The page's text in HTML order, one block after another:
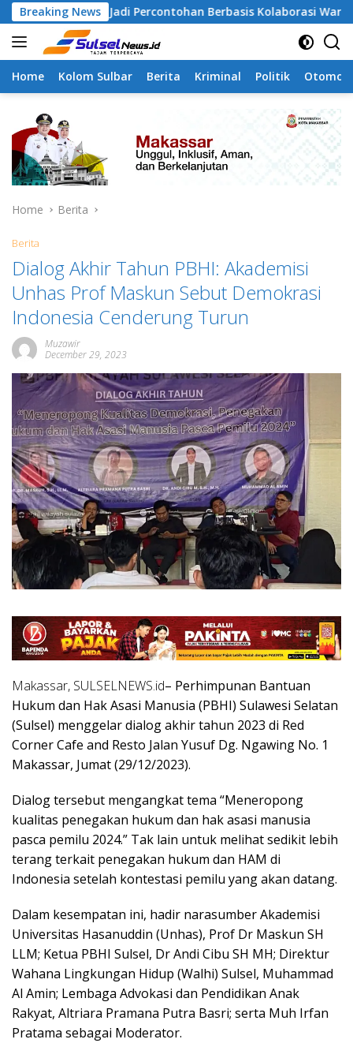
Skip
to
content
Breaking News
Jadi Percontohan Berbasis Kolaborasi Warga
Home Kolom Sulbar Berita Kriminal Politik
Home Berita
Berita
Dialog Akhir Tahun PBHI: Akademisi
Unhas Prof Maskun Sebut Demokrasi
Indonesia Cenderung Turun
Muzawir
December 29, 2023
Makassar, SULSELNEWS.id– Perhimpunan Bantuan
Hukum dan Hak Asasi Manusia (PBHI) Sulawesi Selatan
(Sulsel) menggelar dialog akhir tahun 2023 di Red
Corner Cafe and Resto Jalan Yusuf Dg. Ngawing No. 1
Makassar, Jumat (29/12/2023).
Dialog tersebut mengangkat tema “Meneropong
kualitas penegakan hukum dan hak asasi manusia
pasca pemilu 2024.” Tak lain untuk melihat sedikit lebih
terang terkait penegakan hukum dan HAM di
Indonesia setelah kontestasi pemilu yang akan datang.
Dalam kesempatan ini, hadir narasumber Akademisi
Universitas Hasanuddin (Unhas), Prof Dr Maskun SH
LLM; Ketua PBHI Sulsel, Dr Andi Cibu SH MH; Direktur
Wahana Lingkungan Hidup (Walhi) Sulsel, Muhammad
Al Amin; Lembaga Advokasi dan Pendidikan Anak
Rakyat, Altriara Pramana Putra Basri; serta Muh Irfan
Pratama sebagai Moderator.